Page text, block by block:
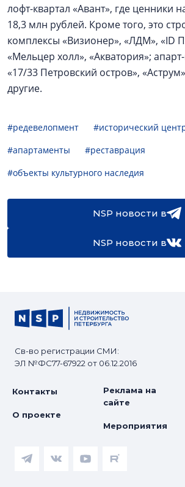
лофт-квартал «Авант», где ценники
18,3 млн рублей. Кроме того, это
комплексы «Визионер», «ЛДМ», «ID
«Мельцер холл», «Акватория»;
«17/33 Петровский остров»,
другие.
#редевелопмент
#исторический
#апартаменты
#реставрация
#объекты культурного наследия
NSP новости в
NSP новости в
Св-во регистрации СМИ:
ЭЛ №ФС77-67922 от 06.12.2016
Контакты
О проекте
Реклама на
сайте
Мероприятия